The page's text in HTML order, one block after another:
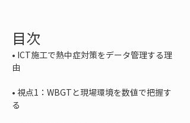
目次
• ICT施工で熱中症対策をデータ管理する理
• 視点1：WBGTと現場環境を数値で把握す